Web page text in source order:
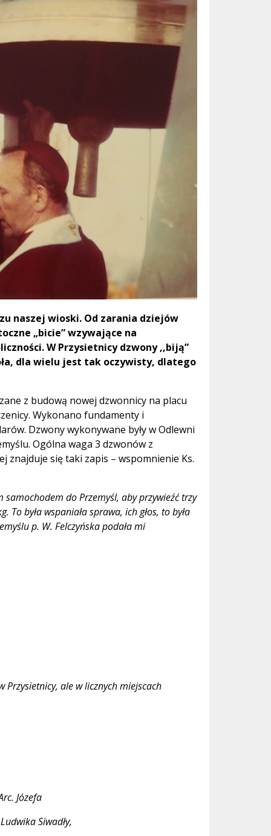
naszej wioski. Od zarania dziejów
„bicie” wzywające na
W Przysietnicy dzwony ,,biją”
dla wielu jest tak oczywisty, dlatego
z budową nowej dzwonnicy na placu
Wykonano fundamenty i
Dzwony wykonywane były w Odlewni
Ogólna waga 3 dzwonów z
znajduje się taki zapis – wspomnienie Ks.
do Przemyśl, aby przywieźć trzy
była wspaniała sprawa, ich głos, to była
p. W. Felczyńska podała mi
ale w licznych miejscach
Józefa
Siwadły,